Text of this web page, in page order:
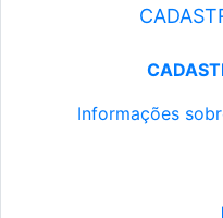
Informações